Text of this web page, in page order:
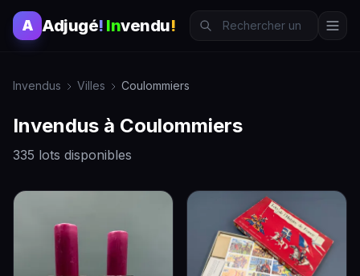
A Adjugé! Invendu!
Invendus Villes Coulommiers
Invendus à Coulommiers
335 lots disponibles